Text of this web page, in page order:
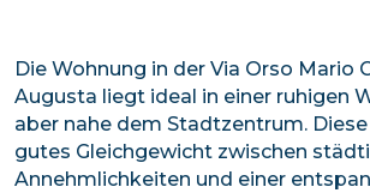
Die Wohnung in der Via Orso Mario
Augusta liegt ideal in einer ruhigen
aber nahe dem Stadtzentrum.
gutes Gleichgewicht zwischen
Annehmlichkeiten und einer